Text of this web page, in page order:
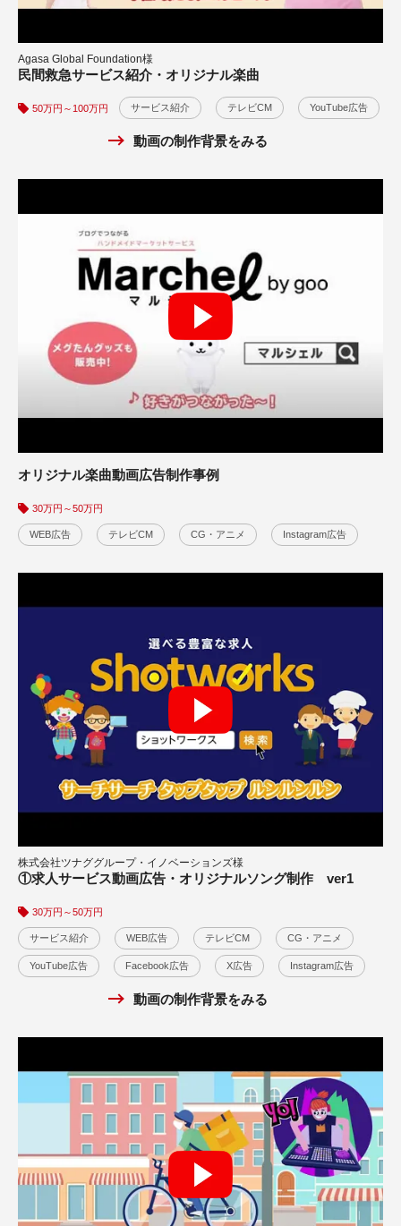
Agasa Global Foundation様
民間救急サービス紹介・オリジナル楽曲
50万円～100万円 サービス紹介 テレビCM YouTube広告
動画の制作背景をみる
オリジナル楽曲動画広告制作事例
30万円～50万円
WEB広告 テレビCM CG・アニメ Instagram広告
株式会社ツナググループ・イノベーションズ様
①求人サービス動画広告・オリジナルソング制作 ver1
30万円～50万円
サービス紹介 WEB広告 テレビCM CG・アニメ
YouTube広告 Facebook広告 X広告 Instagram広告
動画の制作背景をみる
共同流通株式会社様
貸倉庫サービス・オリジナル楽曲動画①
30万円～50万円 WEB広告 YouTube広告
動画の制作背景をみる